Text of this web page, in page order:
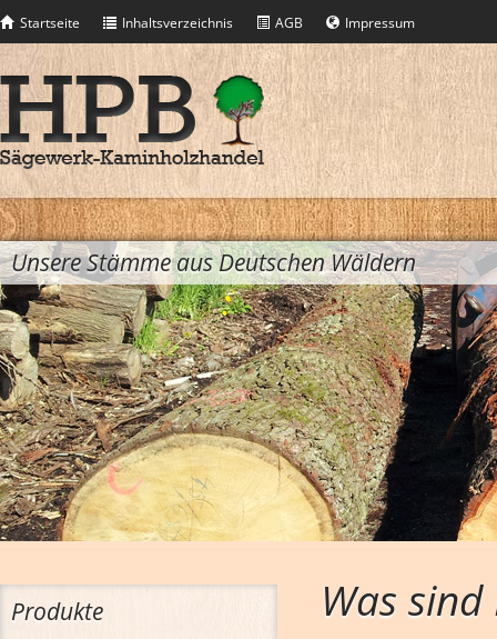
Startseite Inhaltsverzeichnis AGB Impressum
Unsere Stämme aus Deutschen Wäldern
Produkte Was